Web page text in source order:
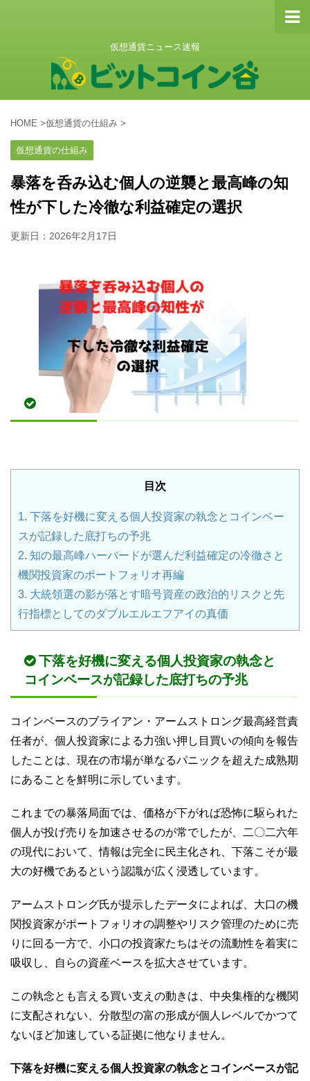
仮想通貨ニュース速報
HOME >仮想通貨の仕組み >
仮想通貨の仕組み
暴落を呑み込む個人の逆襲と最高峰の知
性が下した冷徹な利益確定の選択
更新日： 2026年2月17日
目次
1. 下落を好機に変える個人投資家の執念とコインベー
スが記録した底打ちの予兆
2. 知の最高峰ハーバードが選んだ利益確定の冷徹さと
機関投資家のポートフォリオ再編
3. 大統領選の影が落とす暗号資産の政治的リスクと先
行指標としてのダブルエルエフアイの真価
下落を好機に変える個人投資家の執念と
コインベースが記録した底打ちの予兆
コインベースのブライアン・アームストロング最高経営責
任者が、個人投資家による力強い押し目買いの傾向を報告
したことは、現在の市場が単なるパニックを超えた成熟期
にあることを鮮明に示しています。
これまでの暴落局面では、価格が下がれば恐怖に駆られた
個人が投げ売りを加速させるのが常でしたが、二〇二六年
の現代において、情報は完全に民主化され、下落こそが最
大の好機であるという認識が広く浸透しています。
アームストロング氏が提示したデータによれば、大口の機
関投資家がポートフォリオの調整やリスク管理のために売
りに回る一方で、小口の投資家たちはその流動性を着実に
吸収し、自らの資産ベースを拡大させています。
この執念とも言える買い支えの動きは、中央集権的な機関
に支配されない、分散型の富の形成が個人レベルでかつて
ないほど加速している証拠に他なりません。
下落を好機に変える個人投資家の執念とコインベースが記